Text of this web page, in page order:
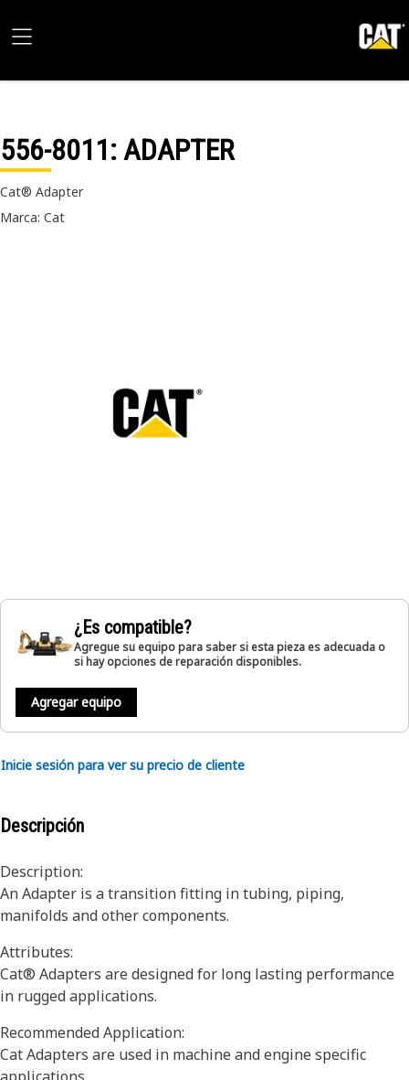
556-8011: ADAPTER
Cat® Adapter
Marca: Cat
¿Es compatible?
Agregue su equipo para saber si esta pieza es adecuada o
si hay opciones de reparación disponibles.
Agregar equipo
Inicie sesión para ver su precio de cliente
Descripción
Description:
An Adapter is a transition fitting in tubing, piping,
manifolds and other components.
Attributes:
Cat® Adapters are designed for long lasting performance
in rugged applications.
Recommended Application:
Cat Adapters are used in machine and engine specific